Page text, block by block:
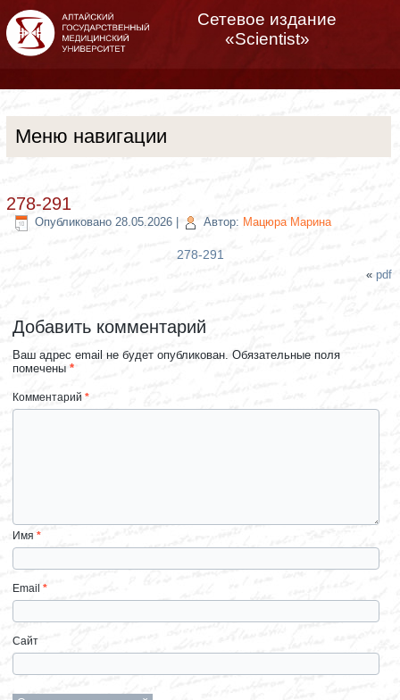
Сетевое издание
«Scientist»
Меню навигации
278-291
Опубликовано 28.05.2026 Автор: Мацюра Марина
278-291
«pdf
Добавить комментарий
Ваш адрес email не будет опубликован. Обязательные поля
помечены*
Комментарий*
Имя*
Email*
Сайт